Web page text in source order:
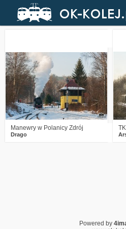
Manewry w Polanicy Zdrój
Drago
Powered by